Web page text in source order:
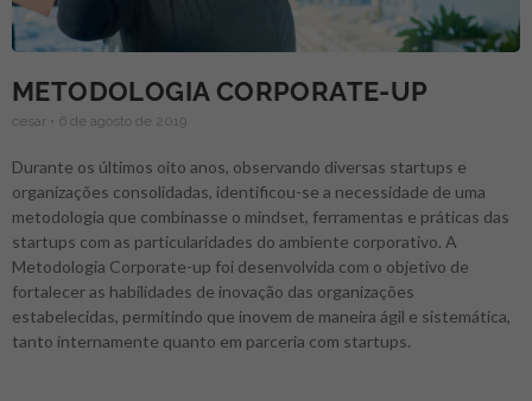
METODOLOGIA CORPORATE-UP
cesar 6 de agosto de 2019
Durante os últimos oito anos, observando diversas startups e
organizações consolidadas, identificou-se a necessidade de uma
metodologia que combinasse o mindset, ferramentas e práticas das
startups com as particularidades do ambiente corporativo. A
Metodologia Corporate-up foi desenvolvida com o objetivo de
fortalecer as habilidades de inovação das organizações
estabelecidas, permitindo que inovem de maneira ágil e sistemática,
tanto internamente quanto em parceria com startups.